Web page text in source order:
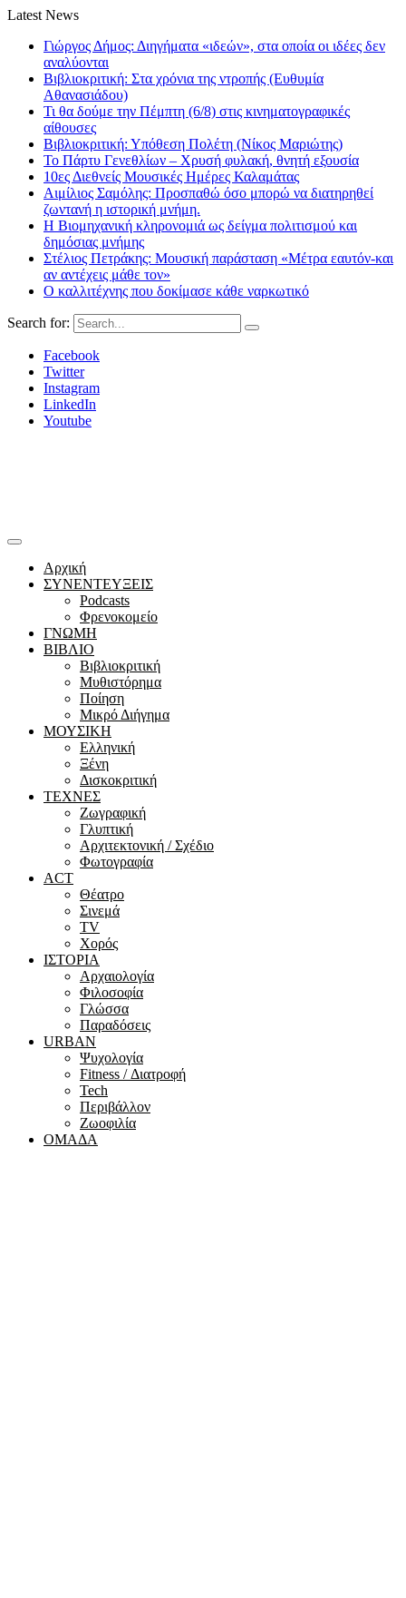
Latest News
Γιώργος Δήμος: Διηγήματα «ιδεών», στα οποία οι ιδέες δεν
αναλύονται
Βιβλιοκριτική: Στα χρόνια της ντροπής (Ευθυμία
Αθανασιάδου)
Τι θα δούμε την Πέμπτη (6/8) στις κινηματογραφικές
αίθουσες
Βιβλιοκριτική: Υπόθεση Πολέτη (Νίκος Μαριώτης)
Το Πάρτυ Γενεθλίων – Χρυσή φυλακή, θνητή εξουσία
10ες Διεθνείς Μουσικές Ημέρες Καλαμάτας
Αιμίλιος Σαμόλης: Προσπαθώ όσο μπορώ να διατηρηθεί
ζωντανή η ιστορική μνήμη.
Η Βιομηχανική κληρονομιά ως δείγμα πολιτισμού και
δημόσιας μνήμης
Στέλιος Πετράκης: Μουσική παράσταση «Μέτρα εαυτόν-και
αν αντέχεις μάθε τον»
Ο καλλιτέχνης που δοκίμασε κάθε ναρκωτικό
Search for:
Facebook
Twitter
Instagram
LinkedIn
Youtube
Αρχική
ΣΥΝΕΝΤΕΥΞΕΙΣ
Podcasts
Φρενοκομείο
ΓΝΩΜΗ
ΒΙΒΛΙΟ
Βιβλιοκριτική
Μυθιστόρημα
Ποίηση
Μικρό Διήγημα
ΜΟΥΣΙΚΗ
Ελληνική
Ξένη
Δισκοκριτική
ΤΕΧΝΕΣ
Ζωγραφική
Γλυπτική
Αρχιτεκτονική / Σχέδιο
Φωτογραφία
ACT
Θέατρο
Σινεμά
ΤV
Χορός
ΙΣΤΟΡΙΑ
Αρχαιολογία
Φιλοσοφία
Γλώσσα
Παραδόσεις
URBAN
Ψυχολογία
Fitness / Διατροφή
Tech
Περιβάλλον
Ζωοφιλία
ΟΜΑΔΑ